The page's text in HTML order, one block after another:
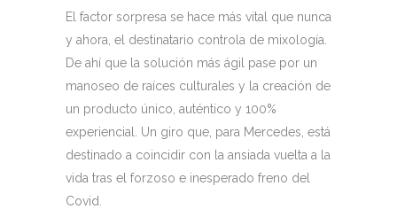
El factor sorpresa se hace más vital que nunca
y ahora, el destinatario controla de mixología.
De ahí que la solución más ágil pase por un
manoseo de raíces culturales y la creación de
un producto único, auténtico y 100%
experiencial. Un giro que, para Mercedes, está
destinado a coincidir con la ansiada vuelta a la
vida tras el forzoso e inesperado freno del
Covid.